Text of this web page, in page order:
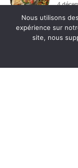
4
La
19
Nous utilisons
expérience sur
site, nous